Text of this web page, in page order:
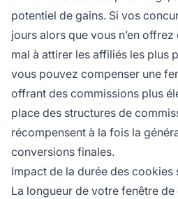
potentiel de gains. Si vos
jours alors que vous n’en
mal à attirer les affiliés les plus
vous pouvez compenser une
offrant des commissions plus
place des structures de
récompensent à la fois la
conversions finales.
Impact de la durée des cookies
La longueur de votre fenêtre